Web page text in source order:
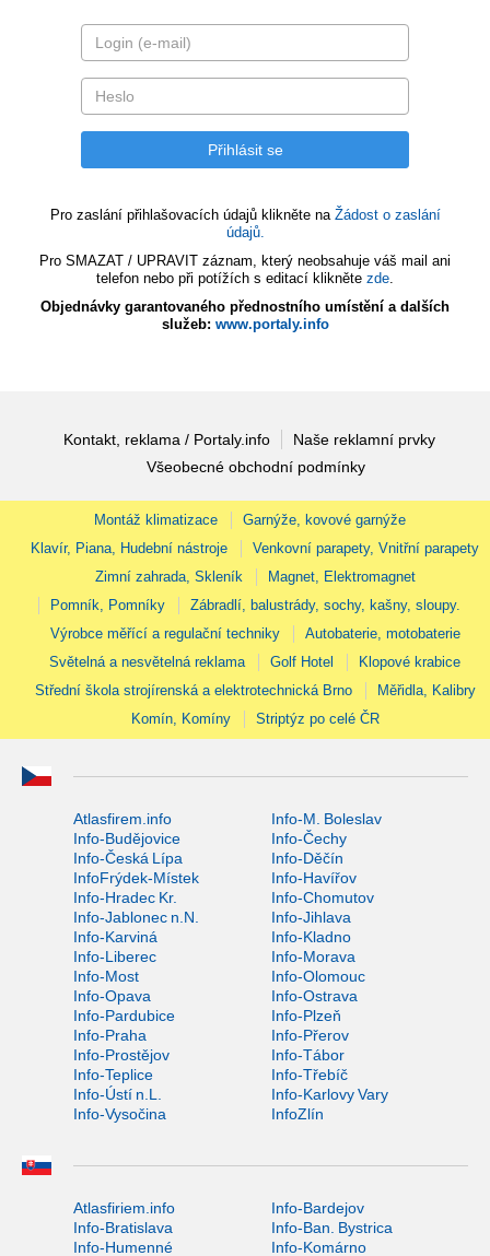
Pro zaslání přihlašovacích údajů klikněte na Žádost o zaslání
údajů.
Pro SMAZAT / UPRAVIT záznam, který neobsahuje váš mail ani
telefon nebo při potížích s editací klikněte zde.
Objednávky garantovaného přednostního umístění a dalších
služeb: www.portaly.info
Kontakt, reklama / Portaly.info
Naše reklamní prvky
Všeobecné obchodní podmínky
Montáž klimatizace
Garnýže, kovové garnýže
Klavír, Piana, Hudební nástroje
Venkovní parapety, Vnitřní parapety
Zimní zahrada, Skleník
Magnet, Elektromagnet
Pomník, Pomníky
Zábradlí, balustrády, sochy, kašny, sloupy.
Výrobce měřící a regulační techniky
Autobaterie, motobaterie
Světelná a nesvětelná reklama
Golf Hotel
Klopové krabice
Střední škola strojírenská a elektrotechnická Brno
Měřidla, Kalibry
Komín, Komíny
Striptýz po celé ČR
Atlasfirem.info
Info-M. Boleslav
Info-Budějovice
Info-Čechy
Info-Česká Lípa
Info-Děčín
InfoFrýdek-Místek
Info-Havířov
Info-Hradec Kr.
Info-Chomutov
Info-Jablonec n.N.
Info-Jihlava
Info-Karviná
Info-Kladno
Info-Liberec
Info-Morava
Info-Most
Info-Olomouc
Info-Opava
Info-Ostrava
Info-Pardubice
Info-Plzeň
Info-Praha
Info-Přerov
Info-Prostějov
Info-Tábor
Info-Teplice
Info-Třebíč
Info-Ústí n.L.
Info-Karlovy Vary
Info-Vysočina
InfoZlín
Atlasfiriem.info
Info-Bardejov
Info-Bratislava
Info-Ban. Bystrica
Info-Humenné
Info-Komárno